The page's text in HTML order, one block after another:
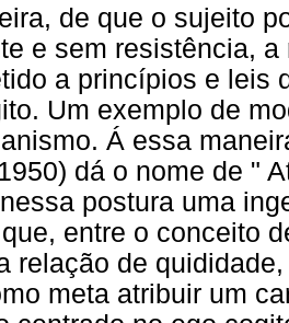
de que o sujeito
e sem resistência,
a princípios e leis
Um exemplo de
Á essa
dá o nome de "
postura uma
entre o conceito
relação de
meta atribuir um